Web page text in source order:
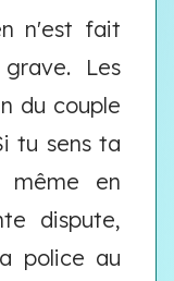
n'est fait
Les
du couple
tu sens ta
en
dispute,
police au